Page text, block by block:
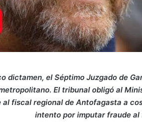
dictamen, el Séptimo Juzgado de
El tribunal obligó al
al fiscal regional de Antofagasta a
intento por imputar fraude al